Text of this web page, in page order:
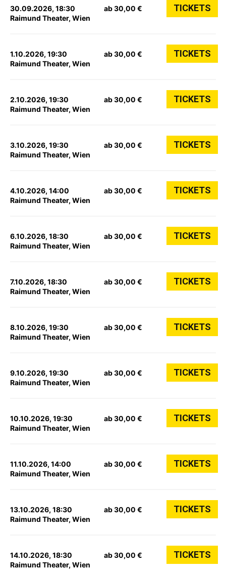
30.09.2026, 18:30
Raimund Theater, Wien
ab 30,00 € TICKETS
1.10.2026, 19:30
Raimund Theater, Wien
ab 30,00 € TICKETS
2.10.2026, 19:30
Raimund Theater, Wien
ab 30,00 € TICKETS
3.10.2026, 19:30
Raimund Theater, Wien
ab 30,00 € TICKETS
4.10.2026, 14:00
Raimund Theater, Wien
ab 30,00 € TICKETS
6.10.2026, 18:30
Raimund Theater, Wien
ab 30,00 € TICKETS
7.10.2026, 18:30
Raimund Theater, Wien
ab 30,00 € TICKETS
8.10.2026, 19:30
Raimund Theater, Wien
ab 30,00 € TICKETS
9.10.2026, 19:30
Raimund Theater, Wien
ab 30,00 € TICKETS
10.10.2026, 19:30
Raimund Theater, Wien
ab 30,00 € TICKETS
11.10.2026, 14:00
Raimund Theater, Wien
ab 30,00 € TICKETS
13.10.2026, 18:30
Raimund Theater, Wien
ab 30,00 € TICKETS
14.10.2026, 18:30
Raimund Theater, Wien
ab 30,00 € TICKETS